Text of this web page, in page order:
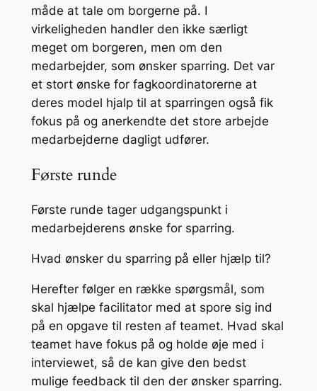
måde at tale om borgerne på. I
virkeligheden handler den ikke særligt
meget om borgeren, men om den
medarbejder, som ønsker sparring. Det var
et stort ønske for fagkoordinatorerne at
deres model hjalp til at sparringen også fik
fokus på og anerkendte det store arbejde
medarbejderne dagligt udfører.
Første runde
Første runde tager udgangspunkt i
medarbejderens ønske for sparring.
Hvad ønsker du sparring på eller hjælp til?
Herefter følger en række spørgsmål, som
skal hjælpe facilitator med at spore sig ind
på en opgave til resten af teamet. Hvad skal
teamet have fokus på og holde øje med i
interviewet, så de kan give den bedst
mulige feedback til den der ønsker sparring.